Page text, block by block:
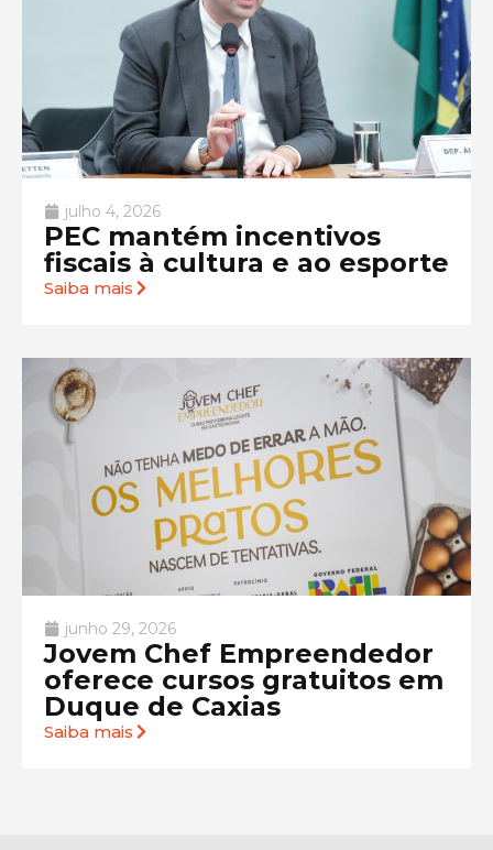
julho 4, 2026
PEC mantém incentivos
fiscais à cultura e ao esporte
Saiba mais
junho 29, 2026
Jovem Chef Empreendedor
oferece cursos gratuitos em
Duque de Caxias
Saiba mais